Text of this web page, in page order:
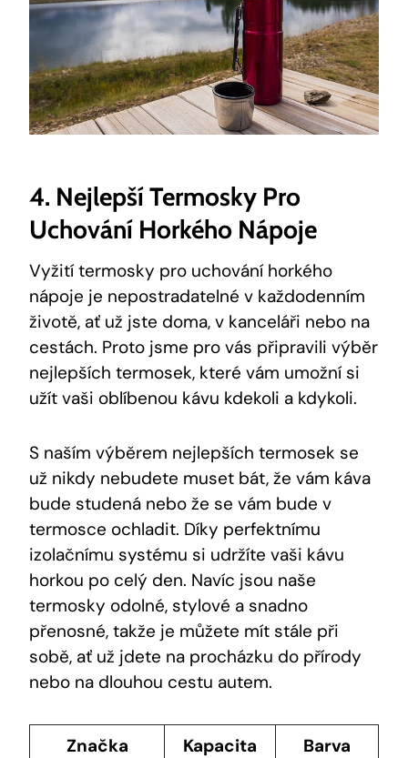
4. Nejlepší Termosky Pro
Uchování Horkého Nápoje
Vyžití termosky pro uchování horkého
nápoje je nepostradatelné v každodenním
životě, ať už jste doma, v kanceláři nebo na
cestách. Proto jsme pro vás připravili výběr
nejlepších termosek, které vám umožní si
užít vaši oblíbenou kávu kdekoli a kdykoli.
S naším výběrem nejlepších termosek se
už nikdy nebudete muset bát, že vám káva
bude studená nebo že se vám bude v
termosce ochladit. Díky perfektnímu
izolačnímu systému si udržíte vaši kávu
horkou po celý den. Navíc jsou naše
termosky odolné, stylové a snadno
přenosné, takže je můžete mít stále při
sobě, ať už jdete na procházku do přírody
nebo na dlouhou cestu autem.
Značka Kapacita
Barva